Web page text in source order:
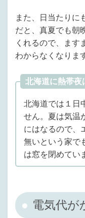
また、日当たりに
だと、真夏でも朝
くれるので、ます
わからなくなりま
北海道に熱帯夜
北海道では１日
せん。夏は気温
にはなるので、
無いという家で
は窓を閉めてい
電気代が